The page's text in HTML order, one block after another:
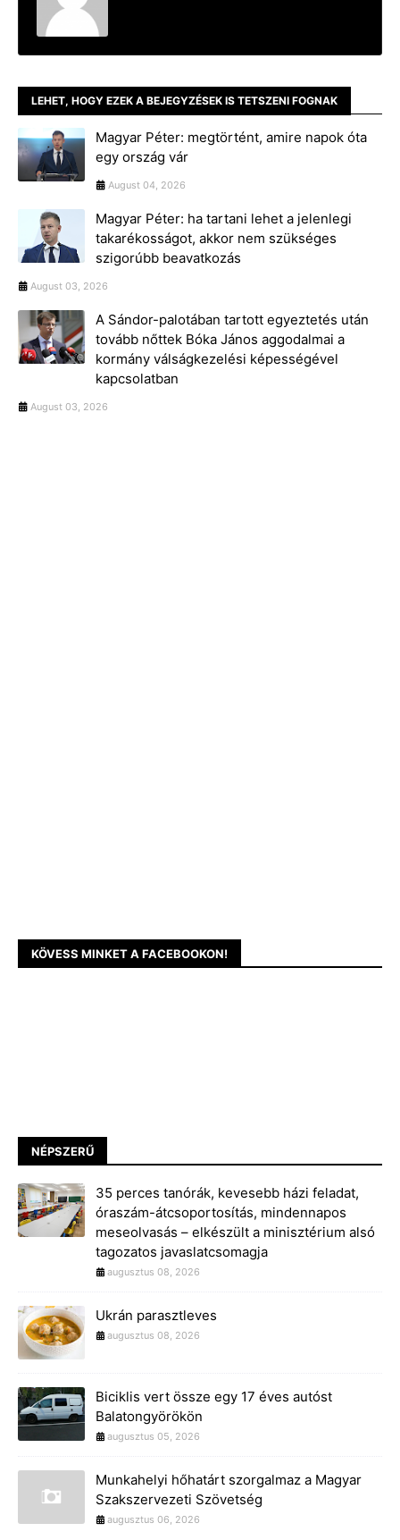
LEHET, HOGY EZEK A BEJEGYZÉSEK IS TETSZENI FOGNAK
Magyar Péter: megtörtént, amire napok óta
egy ország vár
August 04, 2026
Magyar Péter: ha tartani lehet a jelenlegi
takarékosságot, akkor nem szükséges
szigorúbb beavatkozás
August 03, 2026
A Sándor-palotában tartott egyeztetés után
tovább nőttek Bóka János aggodalmai a
kormány válságkezelési képességével
kapcsolatban
August 03, 2026
KÖVESS MINKET A FACEBOOKON!
NÉPSZERŰ
35 perces tanórák, kevesebb házi feladat,
óraszám-átcsoportosítás, mindennapos
meseolvasás – elkészült a minisztérium alsó
tagozatos javaslatcsomagja
augusztus 08, 2026
Ukrán parasztleves
augusztus 08, 2026
Biciklis vert össze egy 17 éves autóst
Balatongyörökön
augusztus 05, 2026
Munkahelyi hőhatárt szorgalmaz a Magyar
Szakszervezeti Szövetség
augusztus 06, 2026